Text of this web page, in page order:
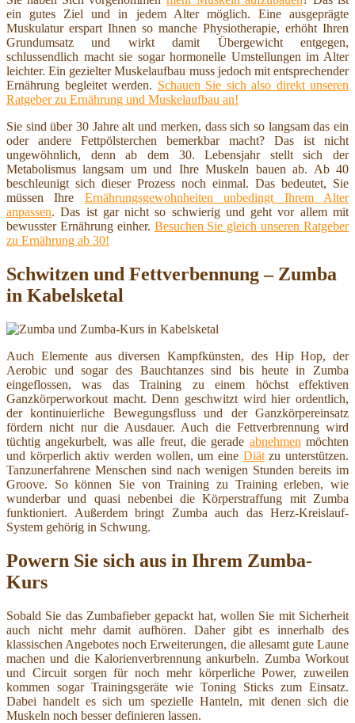
ein gutes Ziel und in jedem Alter möglich. Eine ausgeprägte
Muskulatur erspart Ihnen so manche Physiotherapie, erhöht Ihren
Grundumsatz und wirkt damit Übergewicht entgegen,
schlussendlich macht sie sogar hormonelle Umstellungen im Alter
leichter. Ein gezielter Muskelaufbau muss jedoch mit entsprechender
Ernährung begleitet werden. Schauen Sie sich also direkt unseren
Ratgeber zu Ernährung und Muskelaufbau an!
Sie sind über 30 Jahre alt und merken, dass sich so langsam das ein
oder andere Fettpölsterchen bemerkbar macht? Das ist nicht
ungewöhnlich, denn ab dem 30. Lebensjahr stellt sich der
Metabolismus langsam um und Ihre Muskeln bauen ab. Ab 40
beschleunigt sich dieser Prozess noch einmal. Das bedeutet, Sie
müssen Ihre Ernährungsgewohnheiten unbedingt Ihrem Alter
anpassen. Das ist gar nicht so schwierig und geht vor allem mit
bewusster Ernährung einher. Besuchen Sie gleich unseren Ratgeber
zu Ernährung ab 30!
Schwitzen und Fettverbennung – Zumba
in Kabelsketal
Auch Elemente aus diversen Kampfkünsten, des Hip Hop, der
Aerobic und sogar des Bauchtanzes sind bis heute in Zumba
eingeflossen, was das Training zu einem höchst effektiven
Ganzkörperworkout macht. Denn geschwitzt wird hier ordentlich,
der kontinuierliche Bewegungsfluss und der Ganzkörpereinsatz
fördern nicht nur die Ausdauer. Auch die Fettverbrennung wird
tüchtig angekurbelt, was alle freut, die gerade abnehmen möchten
und körperlich aktiv werden wollen, um eine Diätzu unterstützen.
Tanzunerfahrene Menschen sind nach wenigen Stunden bereits im
Groove. So können Sie von Training zu Training erleben, wie
wunderbar und quasi nebenbei die Körperstraffung mit Zumba
funktioniert. Außerdem bringt Zumba auch das Herz-Kreislauf-
System gehörig in Schwung.
Powern Sie sich aus in Ihrem Zumba-
Kurs
Sobald Sie das Zumbafieber gepackt hat, wollen Sie mit Sicherheit
auch nicht mehr damit aufhören. Daher gibt es innerhalb des
klassischen Angebotes noch Erweiterungen, die allesamt gute Laune
machen und die Kalorienverbrennung ankurbeln. Zumba Workout
und Circuit sorgen für noch mehr körperliche Power, zuweilen
kommen sogar Trainingsgeräte wie Toning Sticks zum Einsatz.
Dabei handelt es sich um spezielle Hanteln, mit denen sich die
Muskeln noch besser definieren lassen.